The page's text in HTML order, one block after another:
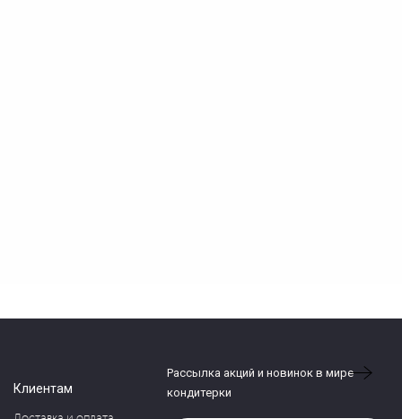
Клиентам
Рассылка акций и новинок в мире
кондитерки